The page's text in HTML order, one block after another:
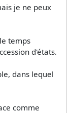
je ne peux
temps
d'états.
dans lequel
comme